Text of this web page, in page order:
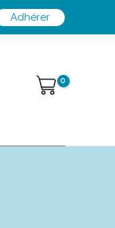
Adhérer